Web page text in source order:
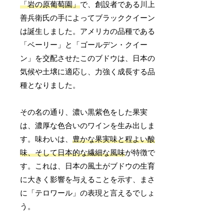
「岩の原葡萄園」で、創設者である川上
善兵衛氏の手によってブラッククイーン
は誕生しました。アメリカの品種である
「ベーリー」と「ゴールデン・クイー
ン」を交配させたこのブドウは、日本の
気候や土壌に適応し、力強く成長する品
種となりました。
その名の通り、濃い黒紫色をした果実
は、濃厚な色合いのワインを生み出しま
す。味わいは、豊かな果実味と程よい酸
味、そして日本的な繊細な風味が特徴で
す。これは、日本の風土がブドウの生育
に大きく影響を与えることを示す、まさ
に「テロワール」の表現と言えるでしょ
う。